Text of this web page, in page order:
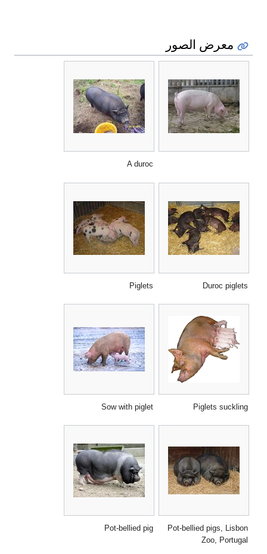
معرض الصور
A duroc
Duroc piglets
Piglets
Piglets suckling
Sow with piglet
Pot-bellied pigs, Lisbon
Zoo, Portugal
Pot-bellied pig